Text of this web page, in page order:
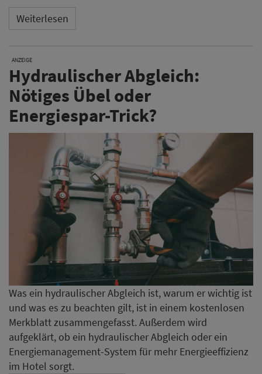
Weiterlesen
ANZEIGE
Hydraulischer Abgleich:
Nötiges Übel oder
Energiespar-Trick?
Was ein hydraulischer Abgleich ist, warum er wichtig ist
und was es zu beachten gilt, ist in einem kostenlosen
Merkblatt zusammengefasst. Außerdem wird
aufgeklärt, ob ein hydraulischer Abgleich oder ein
Energiemanagement-System für mehr Energieeffizienz
im Hotel sorgt.